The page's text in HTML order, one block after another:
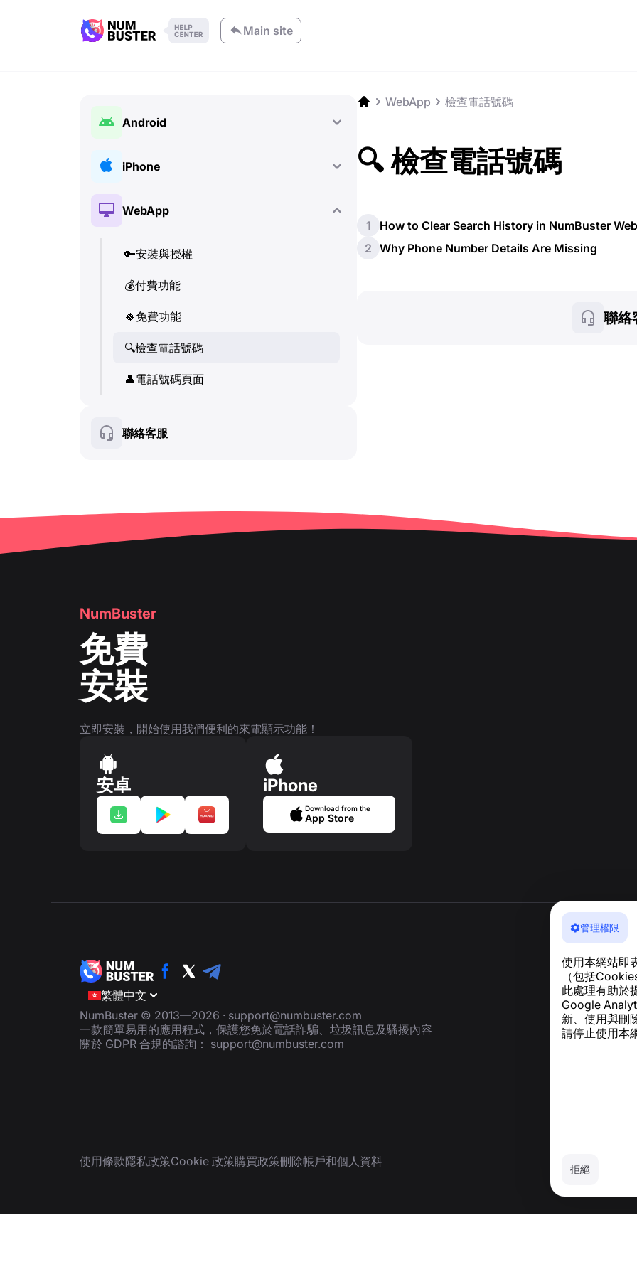
Main site
管理權限
使用本網站即
（包括
此處理有助於
Google
新、使用與刪
請停止使用本
拒絕
Android
🔑
📞通話與來電顯示 (Caller ID)
💬SMS (文字訊息)
🔍 檢查電話號碼
👤電話號碼頁面
🛍️ 產品與服務卡片
iPhone
🔑 安裝與授權
️ 產品與服務卡片
WebApp
🔑安裝與授權
💰付費功能
🍀 免費功能
🔍檢查電話號碼
👤電話號碼頁面
聯絡客服
WebApp 檢查電話號碼
🔍 檢查電話號碼
1
How to Clear Search History in NumBuster Web
2 Why Phone Number Details Are Missing
聯絡
NumBuster
免費
安裝
立即安裝，開始使用我們便利的來電顯示功能！
安卓 iPhone
Download from the
App Store
繁體中文
NumBuster © 2013—2026 · support@numbuster.com
一款簡單易用的應用程式，保護您免於電話詐騙、垃圾訊息及騷擾內容
關於 GDPR 合規的諮詢： support@numbuster.com
使用條款隱私政策Cookie 政策購買政策刪除帳戶和個人資料